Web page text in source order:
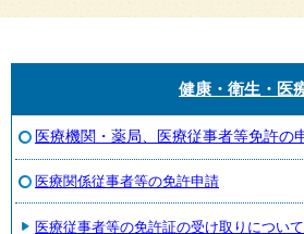
健康・衛生・医
医療機関・薬局、医療従事者等免許の
医療関係従事者等の免許申請
医療従事者等の免許証の受け取りについて